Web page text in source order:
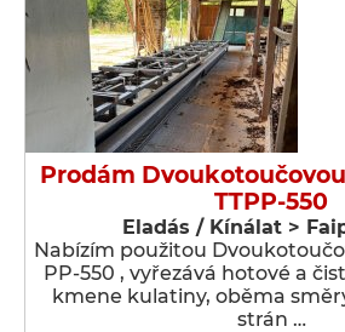
Prodám
TTPP-550
Eladás / Kínálat >
Nabízím použitou
PP-550 , vyřezává hotové a
kmene kulatiny, oběma
strán …